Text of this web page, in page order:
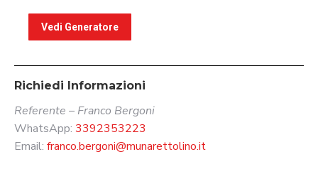
Vedi Generatore
Richiedi Informazioni
Referente – Franco Bergoni
WhatsApp: 3392353223
Email: franco.bergoni@munarettolino.it